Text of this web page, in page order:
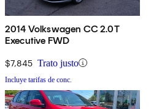
2014 Volkswagen CC 2.0T
Executive FWD
$7,845 Trato justo
Incluye tarifas de conc.